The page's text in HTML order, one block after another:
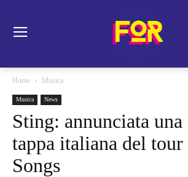
Home Musica
Musica News
Sting: annunciata una
tappa italiana del
Songs